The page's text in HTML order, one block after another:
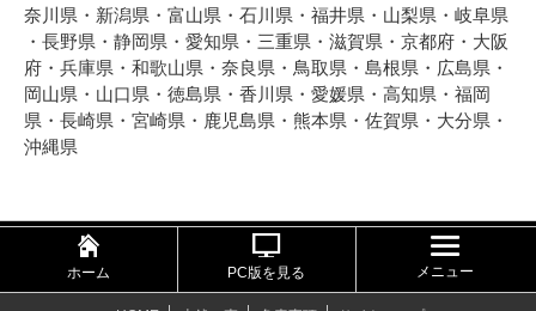
奈川県・新潟県・富山県・石川県・福井県・山梨県・岐阜県
・長野県・静岡県・愛知県・三重県・滋賀県・京都府・大阪
府・兵庫県・和歌山県・奈良県・鳥取県・島根県・広島県・
岡山県・山口県・徳島県・香川県・愛媛県・高知県・福岡
県・長崎県・宮崎県・鹿児島県・熊本県・佐賀県・大分県・
沖縄県
ホーム PC版を見る メニュー